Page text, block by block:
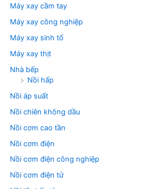
Máy xay cầm tay
Máy xay công nghiệp
Máy xay sinh tố
Máy xay thịt
Nhà bếp
Nồi hấp
Nồi áp suất
Nồi chiên không dầu
Nồi cơm cao tần
Nồi cơm điện
Nồi cơm điện công nghiệp
Nồi cơm điện tử